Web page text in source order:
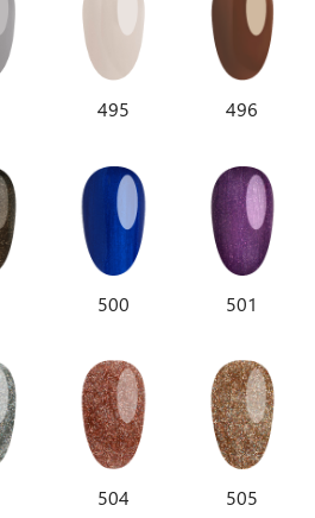
495 496
500 501
504 505